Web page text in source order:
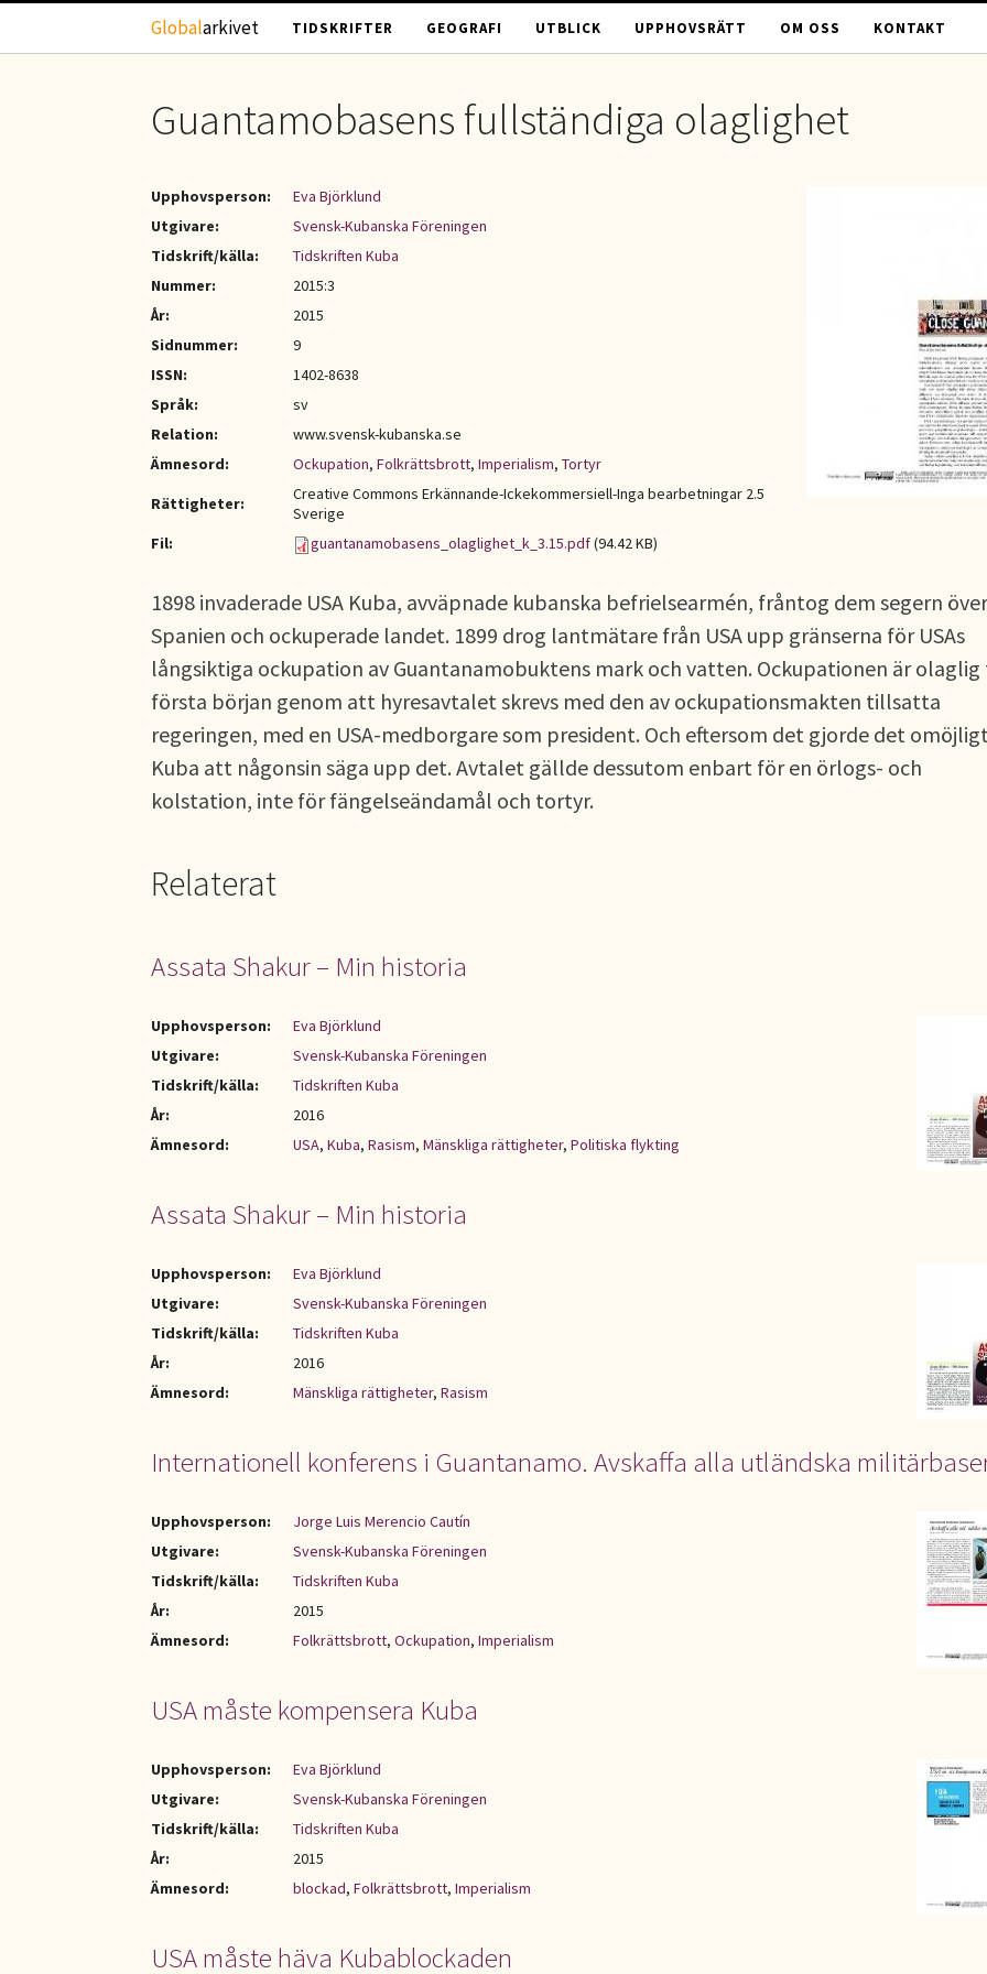
Hoppa till huvudinnehåll
Globalarkivet TIDSKRIFTER GEOGRAFI UTBLICK UPPHOVSRÄTT OM OSS KONTAKT
Guantamobasens fullständiga olaglighet
Upphovsperson:
Eva Björklund
Utgivare:
Svensk-Kubanska Föreningen
Tidskrift/källa:
Tidskriften Kuba
Nummer:
2015:3
År:
2015
Sidnummer:
9
ISSN:
1402-8638
Språk:
sv
Relation:
www.svensk-kubanska.se
Ämnesord:
Ockupation, Folkrättsbrott, Imperialism, Tortyr
Rättigheter:
Creative Commons Erkännande-Ickekommersiell-Inga bearbetningar 2.5
Sverige
Fil:
guantanamobasens_olaglighet_k_3.15.pdf(94.42 KB)
1898 invaderade USA Kuba, avväpnade kubanska befrielsearmén, fråntog dem segern över
Spanien och ockuperade landet. 1899 drog lantmätare från USA upp gränserna för USAs
långsiktiga ockupation av Guantanamobuktens mark och vatten. Ockupationen är olaglig
första början genom att hyresavtalet skrevs med den av ockupationsmakten tillsatta
regeringen, med en USA-medborgare som president. Och eftersom det gjorde det
Kuba att någonsin säga upp det. Avtalet gällde dessutom enbart för en örlogs- och
kolstation, inte för fängelseändamål och tortyr.
Relaterat
Assata Shakur – Min historia
Upphovsperson:
Eva Björklund
Utgivare:
Svensk-Kubanska Föreningen
Tidskrift/källa:
Tidskriften Kuba
År:
2016
Ämnesord:
USA, Kuba, Rasism, Mänskliga rättigheter, Politiska flykting
Assata Shakur – Min historia
Upphovsperson:
Eva Björklund
Utgivare:
Svensk-Kubanska Föreningen
Tidskrift/källa:
Tidskriften Kuba
År:
2016
Ämnesord:
Mänskliga rättigheter, Rasism
Internationell konferens i Guantanamo. Avskaffa alla utländska
Upphovsperson:
Jorge Luis Merencio Cautín
Utgivare:
Svensk-Kubanska Föreningen
Tidskrift/källa:
Tidskriften Kuba
År:
2015
Ämnesord:
Folkrättsbrott, Ockupation, Imperialism
USA måste kompensera Kuba
Upphovsperson:
Eva Björklund
Utgivare:
Svensk-Kubanska Föreningen
Tidskrift/källa:
Tidskriften Kuba
År:
2015
Ämnesord:
blockad, Folkrättsbrott, Imperialism
USA måste häva Kubablockaden